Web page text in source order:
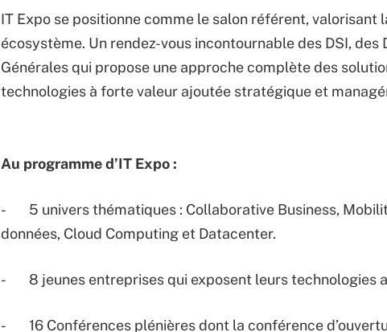
IT Expo se positionne comme le salon référent, valorisant
écosystème. Un rendez-vous incontournable des DSI,
Générales qui propose une approche complète des
technologies à forte valeur ajoutée stratégique et
Au programme d’IT Expo :
- 5 univers thématiques : Collaborative Business,
données, Cloud Computing et Datacenter.
- 8 jeunes entreprises qui exposent leurs technologies
- 16 Conférences plénières dont la conférence